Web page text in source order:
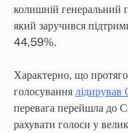
колишній генеральний
який заручився
44,59%.
Характерно, що
голосування лідирував
перевага перейшла до
рахувати голоси у